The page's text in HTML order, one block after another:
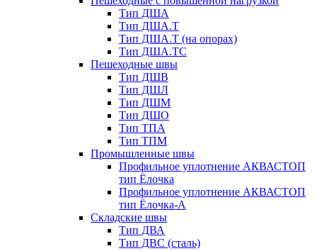
Тип ДША
Тип ДША.Т
Тип ДША.Т (на опорах)
Тип ДША.ТС
Пешеходные швы
Тип ДШВ
Тип ДШЛ
Тип ДШМ
Тип ДШО
Тип ТПА
Тип ТПМ
Промышленные швы
Профильное уплотнение АКВАСТОП
тип Ёлочка
Профильное уплотнение АКВАСТОП
тип Ёлочка-А
Складские швы
Тип ДВА
Тип ДВС (сталь)